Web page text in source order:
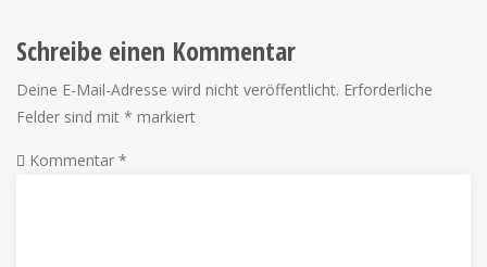
Schreibe einen Kommentar
Deine E-Mail-Adresse wird nicht veröffentlicht. Erforderliche
Felder sind mit * markiert
Kommentar *